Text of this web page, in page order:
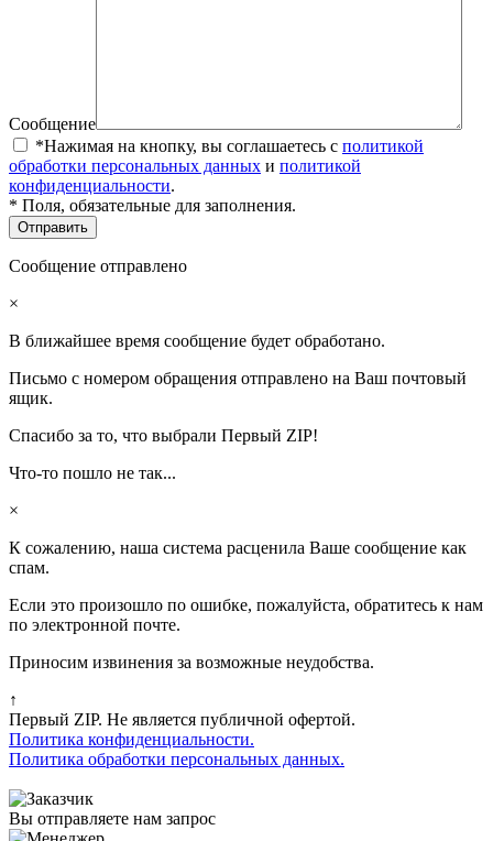
Сообщение
*Нажимая на кнопку, вы соглашаетесь с политикой
обработки персональных данных и политикой
конфиденциальности.
* Поля, обязательные для заполнения.
Сообщение отправлено
×
В ближайшее время сообщение будет обработано.
Письмо с номером обращения отправлено на Ваш почтовый
ящик.
Спасибо за то, что выбрали Первый ZIP!
Что-то пошло не так...
×
К сожалению, наша система расценила Ваше сообщение как
спам.
Если это произошло по ошибке, пожалуйста, обратитесь к нам
по электронной почте.
Приносим извинения за возможные неудобства.
↑
Первый ZIP. Не является публичной офертой.
Политика конфиденциальности.
Политика обработки персональных данных.
Вы отправляете нам запрос